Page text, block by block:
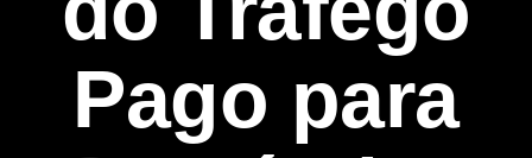
Pago para